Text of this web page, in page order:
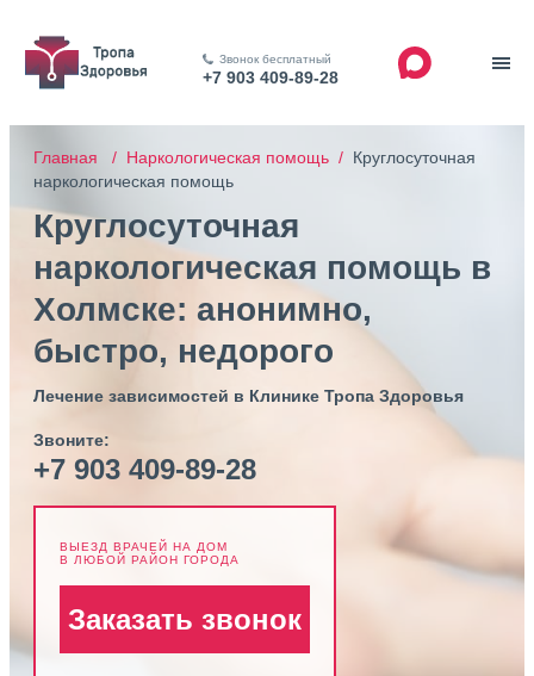
Звонок бесплатный
+7 903 409-89-28
Главная / Наркологическая помощь / Круглосуточная
наркологическая помощь
Круглосуточная
наркологическая помощь в
Холмске: анонимно,
быстро, недорого
Лечение зависимостей в Клинике Тропа Здоровья
Звоните:
+7 903 409-89-28
ВЫЕЗД ВРАЧЕЙ НА ДОМ
В ЛЮБОЙ РАЙОН ГОРОДА
Заказать звонок